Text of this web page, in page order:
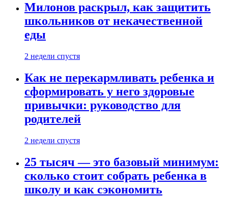
Милонов раскрыл, как защитить
школьников от некачественной
еды
2 недели спустя
Как не перекармливать ребенка и
сформировать у него здоровые
привычки: руководство для
родителей
2 недели спустя
25 тысяч — это базовый минимум:
сколько стоит собрать ребенка в
школу и как сэкономить